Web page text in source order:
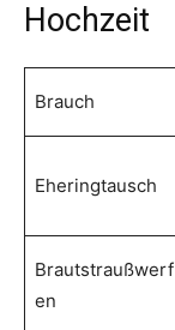
Hochzeit
Brauch
Eheringtausch
Brautstraußwerf
en